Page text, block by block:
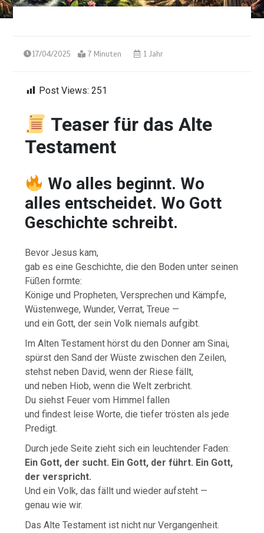
17/04/2025 7 Minuten 1 Jahr
Post Views: 251
Teaser für das Alte
Testament
Wo alles beginnt. Wo
alles entscheidet. Wo Gott
Geschichte schreibt.
Bevor Jesus kam,
gab es eine Geschichte, die den Boden unter seinen
Füßen formte:
Könige und Propheten, Versprechen und Kämpfe,
Wüstenwege, Wunder, Verrat, Treue —
und ein Gott, der sein Volk niemals aufgibt.
Im Alten Testament hörst du den Donner am Sinai,
spürst den Sand der Wüste zwischen den Zeilen,
stehst neben David, wenn der Riese fällt,
und neben Hiob, wenn die Welt zerbricht.
Du siehst Feuer vom Himmel fallen
und findest leise Worte, die tiefer trösten als jede
Predigt.
Durch jede Seite zieht sich ein leuchtender Faden:
Ein Gott, der sucht. Ein Gott, der führt. Ein Gott,
der verspricht.
Und ein Volk, das fällt und wieder aufsteht —
genau wie wir.
Das Alte Testament ist nicht nur Vergangenheit.